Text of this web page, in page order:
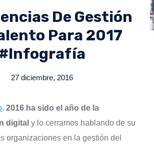
De Gestión
Para 2017
27 diciembre, 2016
. 2016 ha sido el año de la
digital y lo cerramos hablando de su
organizaciones en la gestión del